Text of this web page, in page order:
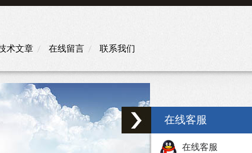
术文章 在线留言 联系我们
在线客服
在线客服